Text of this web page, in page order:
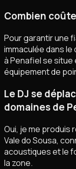
Combien
Pour garantir une
immaculée dans
à Penafiel se situe
équipement de
Le DJ se
domaines de
Oui, je me produis
Vale do Sousa,
acoustiques et le
la zone.